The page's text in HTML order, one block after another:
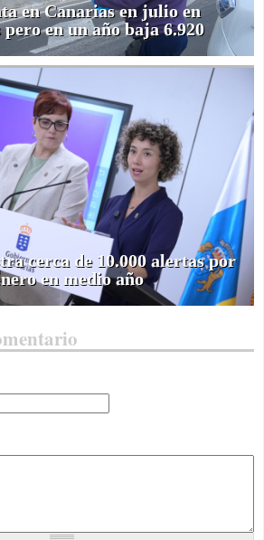
en Canarias en julio en
pero en un año baja 6.920
cerca de 10.000 alertas por
en medio año